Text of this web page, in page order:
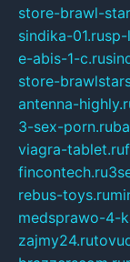
store-brawl-
sindika-01.ru
e-abis-1-c.ru
store-
antenna-
3-sex-porn.ru
viagra-tablet.ru
fincontech.ru
rebus-toys.ru
medsprawo-4-
zajmy24.ru